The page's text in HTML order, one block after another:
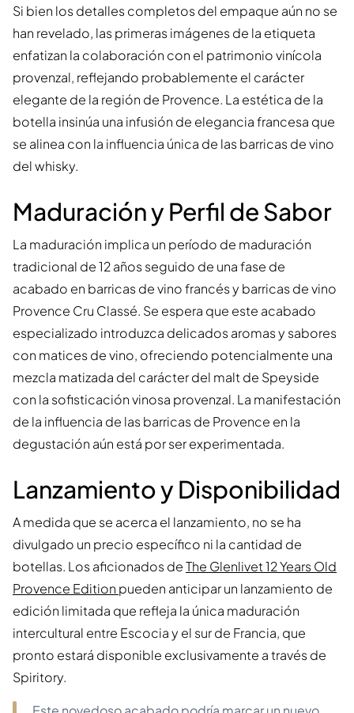
Si bien los detalles completos del empaque aún no se
han revelado, las primeras imágenes de la etiqueta
enfatizan la colaboración con el patrimonio vinícola
provenzal, reflejando probablemente el carácter
elegante de la región de Provence. La estética de la
botella insinúa una infusión de elegancia francesa que
se alinea con la influencia única de las barricas de vino
del whisky.
Maduración y Perfil de Sabor
La maduración implica un período de maduración
tradicional de 12 años seguido de una fase de
acabado en barricas de vino francés y barricas de vino
Provence Cru Classé. Se espera que este acabado
especializado introduzca delicados aromas y sabores
con matices de vino, ofreciendo potencialmente una
mezcla matizada del carácter del malt de Speyside
con la sofisticación vinosa provenzal. La manifestación
de la influencia de las barricas de Provence en la
degustación aún está por ser experimentada.
Lanzamiento y Disponibilidad
A medida que se acerca el lanzamiento, no se ha
divulgado un precio específico ni la cantidad de
botellas. Los aficionados deThe Glenlivet 12 Years Old
Provence Edition pueden anticipar un lanzamiento de
edición limitada que refleja la única maduración
intercultural entre Escocia y el sur de Francia, que
pronto estará disponible exclusivamente a través de
Spiritory.